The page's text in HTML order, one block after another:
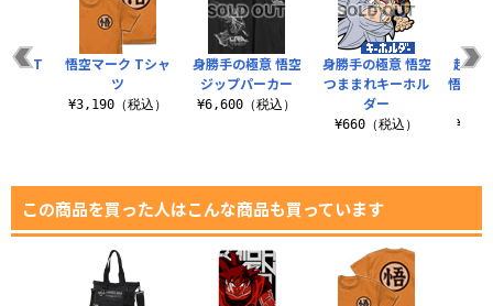
身勝手の極意 悟空
ジップパーカー
¥6,600（税込）
身勝手の極意 悟空
つままれキーホル
ダー
¥660（税込）
超サ
悟空＆
空 T
悟空マーク Tシャ
ツ
¥3,190（税込）
この商品を買った人はこんな商品も買っています